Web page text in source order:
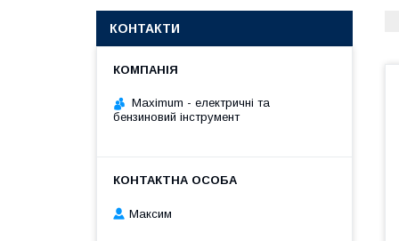
КОНТАКТИ
Maximum - електричні та
бензиновий інструмент
Максим